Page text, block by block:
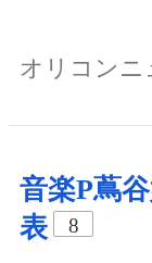
オリコンニ
音楽P蔦
表
8